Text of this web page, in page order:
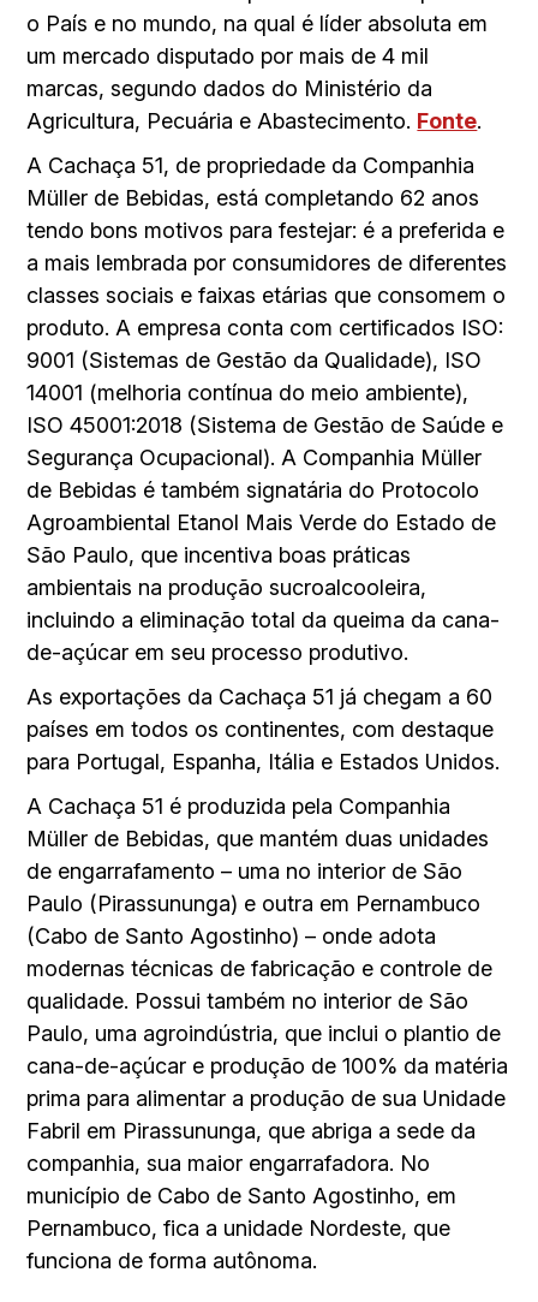
o País e no mundo, na qual é líder absoluta em
um mercado disputado por mais de 4 mil
marcas, segundo dados do Ministério da
Agricultura, Pecuária e Abastecimento. Fonte.
A Cachaça 51, de propriedade da Companhia
Müller de Bebidas, está completando 62 anos
tendo bons motivos para festejar: é a preferida e
a mais lembrada por consumidores de diferentes
classes sociais e faixas etárias que consomem o
produto. A empresa conta com certificados ISO:
9001 (Sistemas de Gestão da Qualidade), ISO
14001 (melhoria contínua do meio ambiente),
ISO 45001:2018 (Sistema de Gestão de Saúde e
Segurança Ocupacional). A Companhia Müller
de Bebidas é também signatária do Protocolo
Agroambiental Etanol Mais Verde do Estado de
São Paulo, que incentiva boas práticas
ambientais na produção sucroalcooleira,
incluindo a eliminação total da queima da cana-
de-açúcar em seu processo produtivo.
As exportações da Cachaça 51 já chegam a 60
países em todos os continentes, com destaque
para Portugal, Espanha, Itália e Estados Unidos.
A Cachaça 51 é produzida pela Companhia
Müller de Bebidas, que mantém duas unidades
de engarrafamento – uma no interior de São
Paulo (Pirassununga) e outra em Pernambuco
(Cabo de Santo Agostinho) – onde adota
modernas técnicas de fabricação e controle de
qualidade. Possui também no interior de São
Paulo, uma agroindústria, que inclui o plantio de
cana-de-açúcar e produção de 100% da matéria
prima para alimentar a produção de sua Unidade
Fabril em Pirassununga, que abriga a sede da
companhia, sua maior engarrafadora. No
município de Cabo de Santo Agostinho, em
Pernambuco, fica a unidade Nordeste, que
funciona de forma autônoma.